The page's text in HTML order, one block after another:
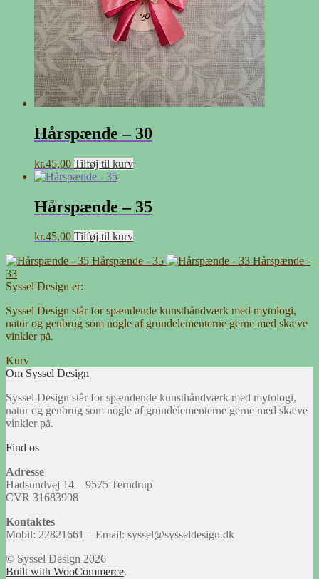
Hårspænde – 30
kr.45,00 Tilføj til kurv
Hårspænde – 35
kr.45,00 Tilføj til kurv
Hårspænde - 35
Hårspænde -
33
Syssel Design er:
Syssel Design står for spændende kunsthåndværk med mytologi,
natur og genbrug som nogle af grundelementerne gerne med skæve
vinkler på.
Kurv
Om Syssel Design
Syssel Design står for spændende kunsthåndværk med mytologi,
natur og genbrug som nogle af grundelementerne gerne med skæve
vinkler på.
Find os
Adresse
Hadsundvej 14 – 9575 Terndrup
CVR 31683998
Kontaktes
Mobil: 22821661 – Email: syssel@sysseldesign.dk
© Syssel Design 2026
Built with WooCommerce.